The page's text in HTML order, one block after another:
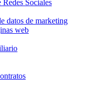
Sociales
datos de marketing
web